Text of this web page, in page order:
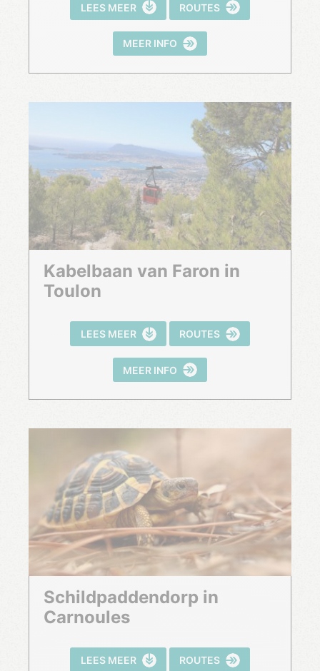
LEES MEER ROUTES
MEER INFO
Kabelbaan van Faron in
Toulon
LEES MEER ROUTES
MEER INFO
Schildpaddendorp in
Carnoules
LEES MEER ROUTES